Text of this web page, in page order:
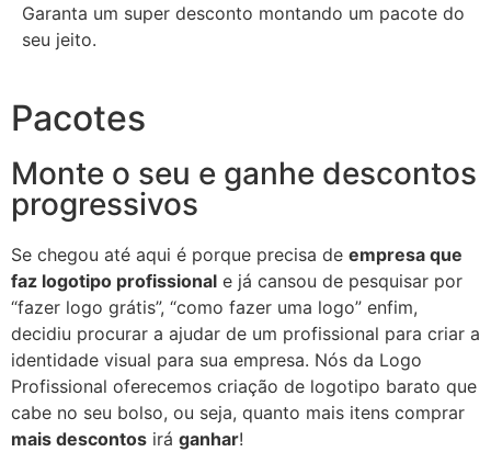
Garanta um super desconto montando um pacote do
seu jeito.
Pacotes
Monte o seu e ganhe descontos
progressivos
Se chegou até aqui é porque precisa de empresa que
faz logotipo profissional e já cansou de pesquisar por
“fazer logo grátis”, “como fazer uma logo” enfim,
decidiu procurar a ajudar de um profissional para criar a
identidade visual para sua empresa. Nós da Logo
Profissional oferecemos criação de logotipo barato que
cabe no seu bolso, ou seja, quanto mais itens comprar
mais descontos irá ganhar!